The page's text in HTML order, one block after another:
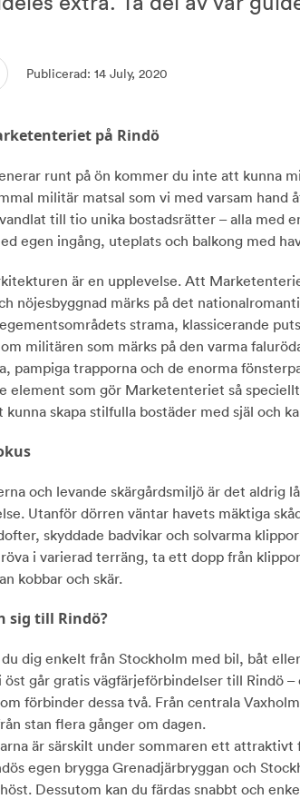
Upplev Rindös storslagenhet
5 tips när du ska inreda balkong...
Publicerad: 14 July, 2020
på Rindö
runt på ön kommer du inte att kunna
militär matsal som vi med varsam hand
till tio unika bostadsrätter – alla med
egen ingång, uteplats och balkong med
är en upplevelse. Att
nöjesbyggnad märks på det
strama, klassicerande
militären som märks på den varma
pampiga trapporna och de enorma
element som gör Marketenteriet så
kunna skapa stilfulla bostäder med själ och
och levande skärgårdsmiljö är det aldrig
Utanför dörren väntar havets mäktiga
skyddade badvikar och solvarma
i varierad terräng, ta ett dopp från
kobbar och skär.
sig till Rindö?
dig enkelt från Stockholm med bil, båt
öst går gratis vägfärjeförbindelser till Rindö
förbinder dessa två. Från centrala
stan flera gånger om dagen.
är särskilt under sommaren ett attraktivt
egen brygga Grenadjärbryggan och
Dessutom kan du färdas snabbt och